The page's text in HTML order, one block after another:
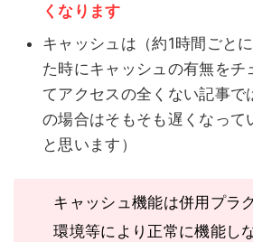
くなります
キャッシュは（約1時間ごと
た時にキャッシュの有無をチ
てアクセスの全くない記事で
の場合はそもそも遅くなって
と思います）
キャッシュ機能は併用プラ
環境等により正常に機能し